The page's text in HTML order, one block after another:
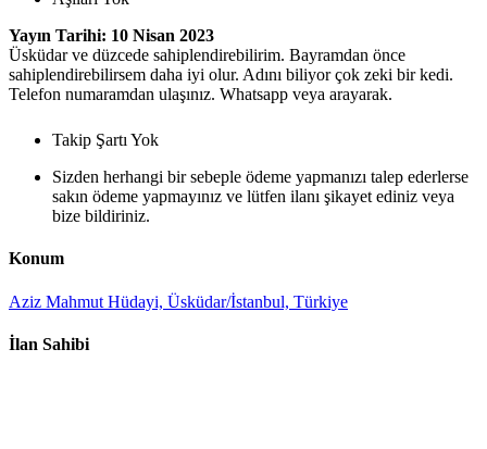
Yayın Tarihi: 10 Nisan 2023
Üsküdar ve düzcede sahiplendirebilirim. Bayramdan önce
sahiplendirebilirsem daha iyi olur. Adını biliyor çok zeki bir kedi.
Telefon numaramdan ulaşınız. Whatsapp veya arayarak.
Takip Şartı Yok
Sizden herhangi bir sebeple ödeme yapmanızı talep ederlerse
sakın ödeme yapmayınız ve lütfen ilanı şikayet ediniz veya
bize bildiriniz.
Konum
Aziz Mahmut Hüdayi, Üsküdar/İstanbul, Türkiye
İlan Sahibi